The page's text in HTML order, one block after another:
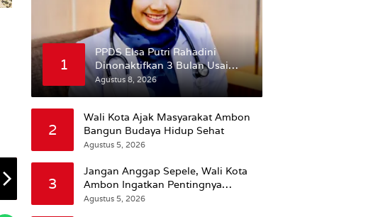
1
PPDS Elsa Putri Rahadini
Dinonaktifkan 3 Bulan Usai
Komentar yang Dinilai
Nirempati ke Pasien BPJS
Agustus 8, 2026
2
Wali Kota Ajak Masyarakat Ambon
Bangun Budaya Hidup Sehat
Agustus 5, 2026
3
Jangan Anggap Sepele, Wali Kota
Ambon Ingatkan Pentingnya
Perencanaan Kesehatan
Agustus 5, 2026